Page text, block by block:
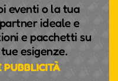
eventi o la tua
ideale e
e pacchetti su
esigenze.